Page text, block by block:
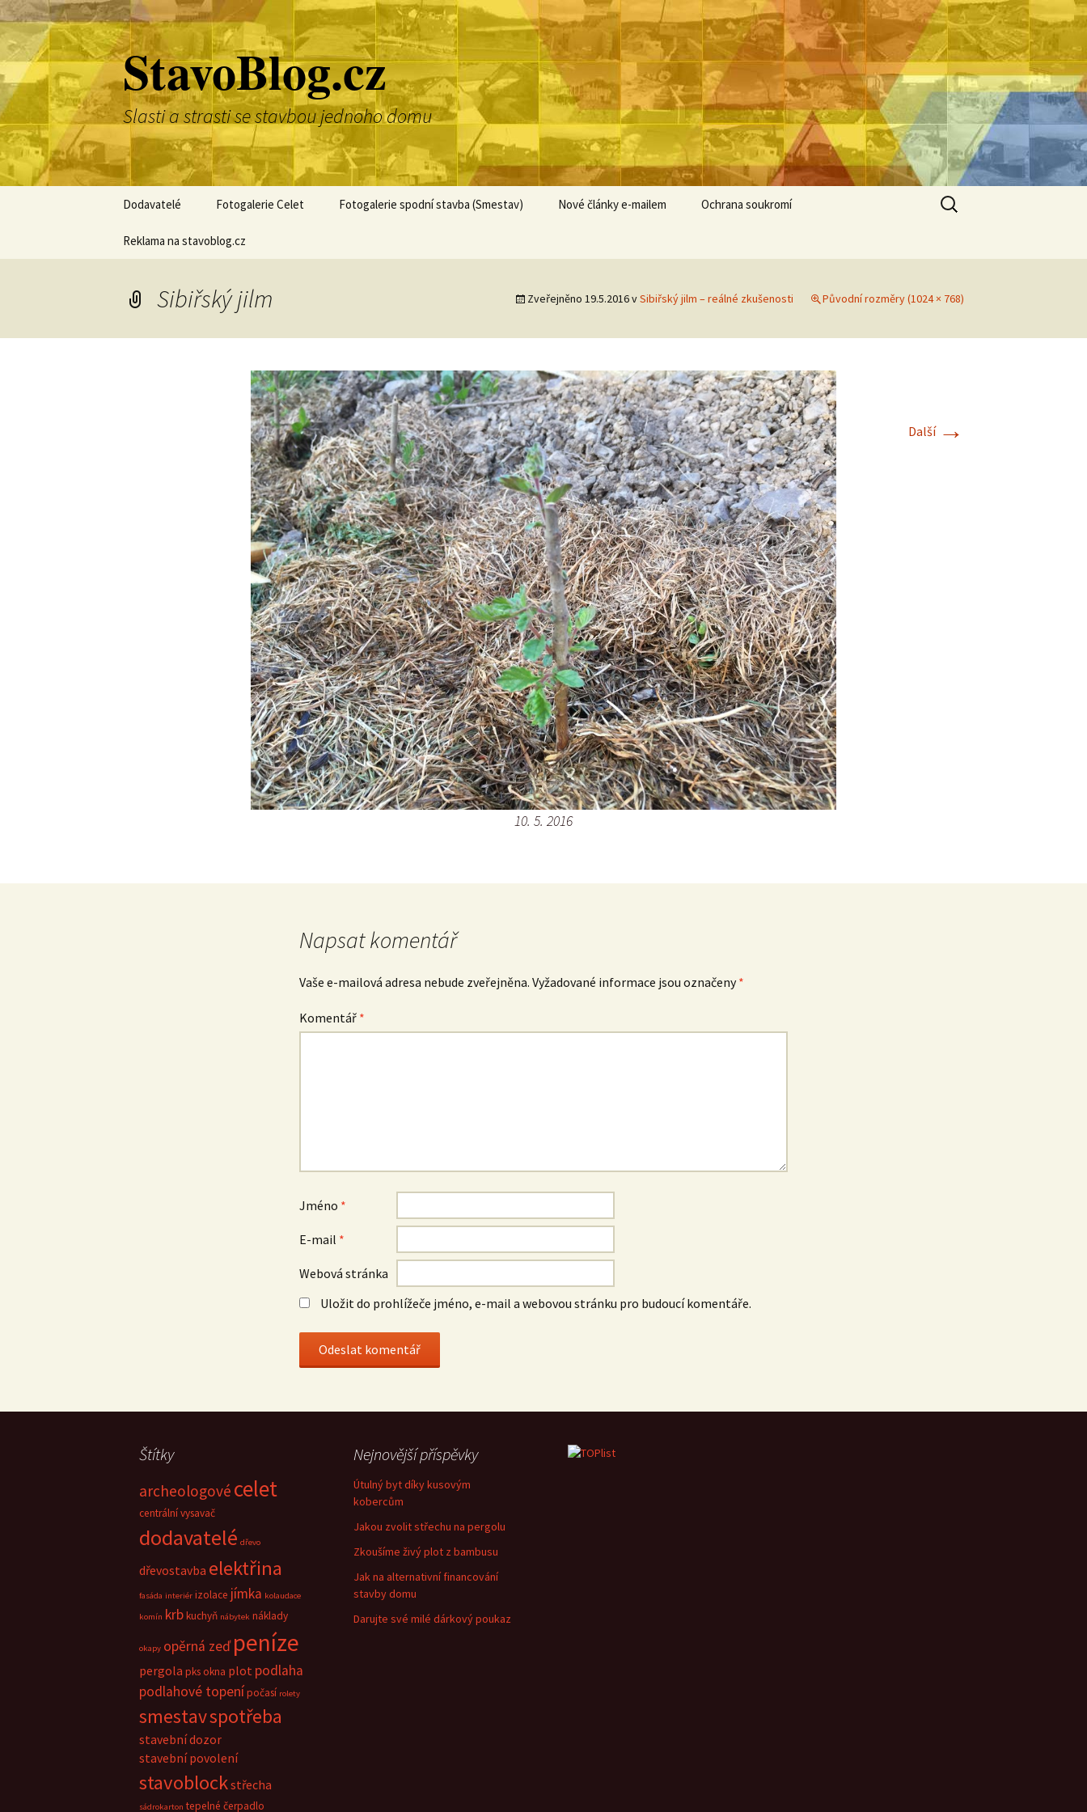
Přejít
k
obsahu
webu
StavoBlog.cz
Slasti a strasti se stavbou jednoho domu
Dodavatelé Fotogalerie Celet Fotogalerie spodní stavba (Smestav) Nové články e-mailem Ochrana soukromí
Reklama na stavoblog.cz
Vyhledávání
Sibiřský jilm Zveřejněno 19.5.2016vSibiřský jilm – reálné zkušenosti Původní rozměry (1024 × 768)
Další →
10. 5. 2016
Napsat komentář
Vaše e-mailová adresa nebude zveřejněna. Vyžadované informace jsou označeny*
Komentář *
Jméno *
E-mail *
Webová stránka
Uložit do prohlížeče jméno, e-mail a webovou stránku pro budoucí komentáře.
Štítky
archeologové celet
centrální vysavač
dodavatelé dřevo
dřevostavba elektřina
fasáda interiér izolace jímka kolaudace
komín krbkuchyň nábytek náklady
okapy opěrná zeď peníze
pergola pks okna plot podlaha
podlahové topenípočasí rolety
smestavspotřeba
stavební dozor
stavební povolení
stavoblockstřecha
sádrokarton tepelné čerpadlo
Nejnovější příspěvky
Útulný byt díky kusovým
kobercům
Jakou zvolit střechu na pergolu
Zkoušíme živý plot z bambusu
Jak na alternativní financování
stavby domu
Darujte své milé dárkový poukaz